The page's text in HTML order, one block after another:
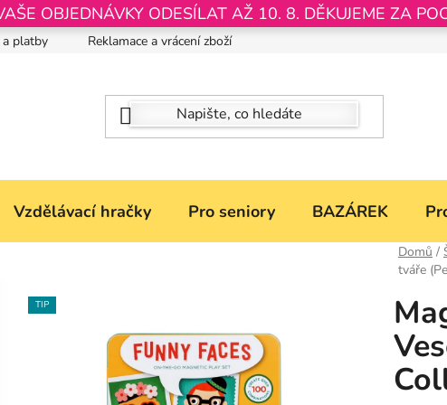
OBJEDNÁVKY ODESÍLAT AŽ 10. 8. DĚKUJEME ZA
a platby Reklamace a vrácení zboží
Vzdělávací hračky Pro seniory BAZÁREK
Domů /
tváře
TIP